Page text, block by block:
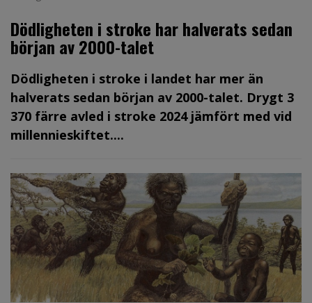
Dödligheten i stroke har halverats sedan
början av 2000-talet
Dödligheten i stroke i landet har mer än
halverats sedan början av 2000-talet. Drygt 3
370 färre avled i stroke 2024 jämfört med vid
millennieskiftet....